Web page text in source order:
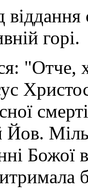
горі.
"Отче,
Йов.
Божої